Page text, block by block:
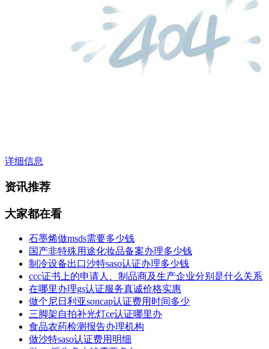
详细信息
资讯推荐
大家都在看
石墨烯做msds需要多少钱
国产非特殊用途化妆品备案办理多少钱
制冷设备出口沙特saso认证办理多少钱
ccc证书上的申请人、制品商及生产企业分别是什么关系
在哪里办理gs认证服务真诚价格实惠
做个尼日利亚soncap认证费用时间多少
三脚架自拍补光灯ce认证哪里办
食品农药检测报告办理机构
做沙特saso认证费用明细